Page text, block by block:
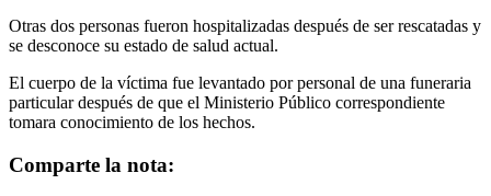
Otras dos personas fueron hospitalizadas después de ser rescatadas y
se desconoce su estado de salud actual.
El cuerpo de la víctima fue levantado por personal de una funeraria
particular después de que el Ministerio Público correspondiente
tomara conocimiento de los hechos.
Comparte la nota: